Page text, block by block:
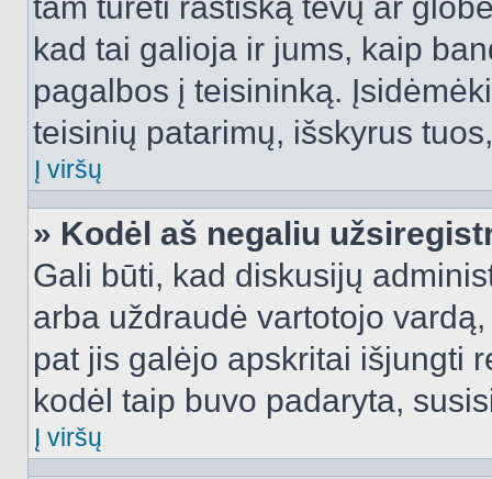
kad tai galioja ir jums, kaip
pagalbos į teisininką.
teisinių patarimų, išskyrus
Į viršų
» Kodėl aš negaliu
Gali būti, kad diskusijų
arba uždraudė vartotojo
pat jis galėjo apskritai išjungti
kodėl taip buvo padaryta,
Į viršų